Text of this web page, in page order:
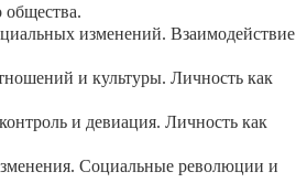
общества.
изменений. Взаимодействие
и культуры. Личность как
и девиация. Личность как
Социальные революции и